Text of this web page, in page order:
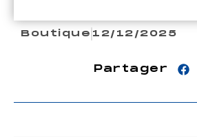
Boutique 12/12/2025
Partager